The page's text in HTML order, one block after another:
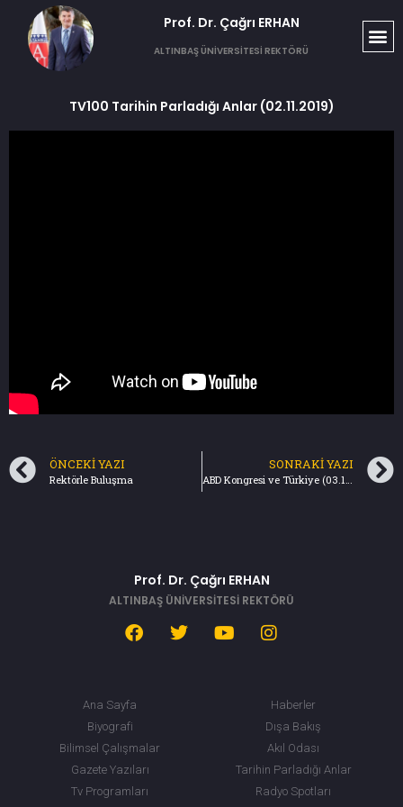
Prof. Dr. Çağrı ERHAN​
ALTINBAŞ ÜNİVERSİTESİ REKTÖRÜ
TV100 Tarihin Parladığı Anlar (02.11.2019)
ÖNCEKI YAZI
Rektörle Buluşma
SONRAKI YAZI
ABD Kongresi ve Türkiye (03.11.2019) Türkiye Gazetesi
Prof. Dr. Çağrı ERHAN
ALTINBAŞ ÜNİVERSİTESİ REKTÖRÜ
Ana Sayfa
Biyografi
Bilimsel Çalışmalar
Gazete Yazıları
Tv Programları
Haberler
Dışa Bakış
Akıl Odası
Tarihin Parladığı Anlar
Radyo Spotları